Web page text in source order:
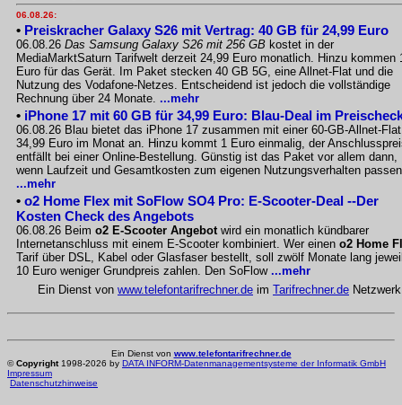
06.08.26:
• Preiskracher Galaxy S26 mit Vertrag: 40 GB für 24,99 Euro
06.08.26 Das Samsung Galaxy S26 mit 256 GB kostet in der
MediaMarktSaturn Tarifwelt derzeit 24,99 Euro monatlich. Hinzu kommen
Euro für das Gerät. Im Paket stecken 40 GB 5G, eine Allnet-Flat und die
Nutzung des Vodafone-Netzes. Entscheidend ist jedoch die vollständige
Rechnung über 24 Monate. ...mehr
• iPhone 17 mit 60 GB für 34,99 Euro: Blau-Deal im
06.08.26 Blau bietet das iPhone 17 zusammen mit einer 60-GB-Allnet-
34,99 Euro im Monat an. Hinzu kommt 1 Euro einmalig, der
entfällt bei einer Online-Bestellung. Günstig ist das Paket vor allem dann,
wenn Laufzeit und Gesamtkosten zum eigenen Nutzungsverhalten
...mehr
• o2 Home Flex mit SoFlow SO4 Pro: E-Scooter-Deal --Der
Kosten Check des Angebots
06.08.26 Beim o2 E-Scooter Angebotwird ein monatlich kündbarer
Internetanschluss mit einem E-Scooter kombiniert. Wer einen o2 Home
Tarif über DSL, Kabel oder Glasfaser bestellt, soll zwölf Monate lang
10 Euro weniger Grundpreis zahlen. Den SoFlow ...mehr
Ein Dienst von www.telefontarifrechner.de im Tarifrechner.de Netzwerk
Ein Dienst von www.telefontarifrechner.de
©Copyright1998-2026 by DATA INFORM-Datenmanagementsysteme der Informatik GmbH
Impressum
Datenschutzhinweise